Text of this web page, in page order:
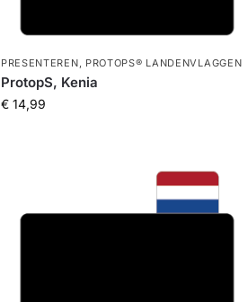
PRESENTEREN PROTOPS® LANDENVLAGGEN
ProtopS, Kenia
€14,99